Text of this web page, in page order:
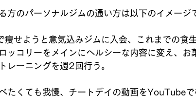
方のパーソナルジムの通い方は以下のイメージ
痩せようと意気込みジムに入会、これまでの食
ッコリーをメインにヘルシーな内容に変え、お
レーニングを週2回行う。
たくても我慢、チートデイの動画をYouTube